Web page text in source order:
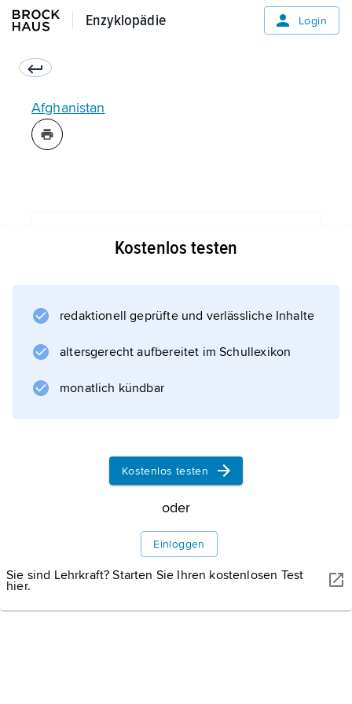
Enzyklopädie
Enzyklopädie Login
Afghanistan
Kostenlos testen
redaktionell geprüfte und verlässliche Inhalte
altersgerecht aufbereitet im Schullexikon
monatlich kündbar
Kostenlos testen
oder
Einloggen
Sie sind Lehrkraft? Starten Sie Ihren kostenlosen Test
hier.